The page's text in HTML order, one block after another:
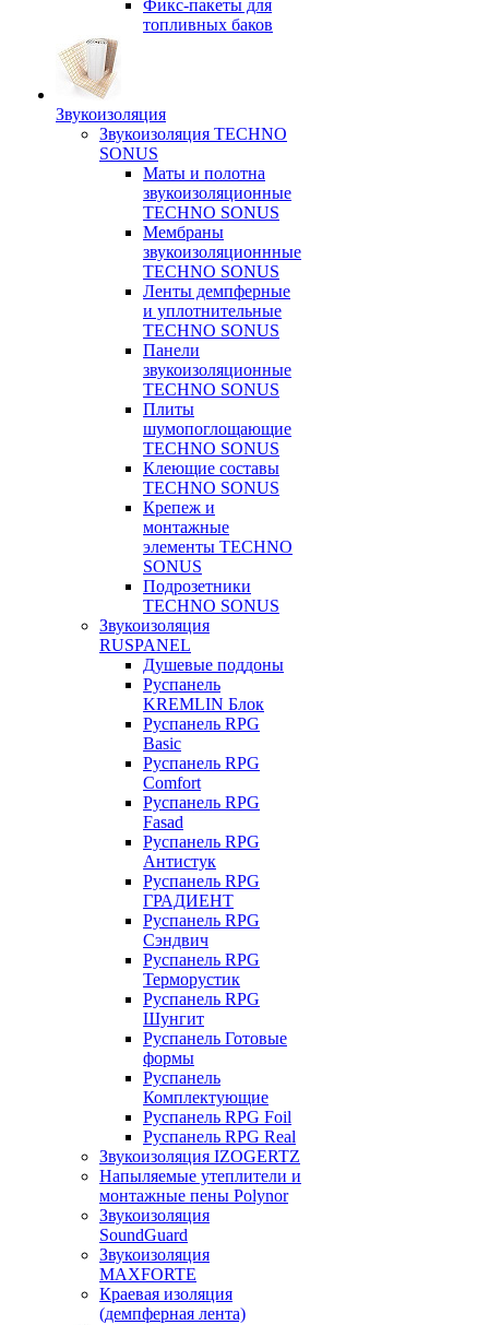
Фикс-пакеты для
топливных баков
Звукоизоляция
Звукоизоляция TECHNO
SONUS
Маты и полотна
звукоизоляционные
TECHNO SONUS
Мембраны
звукоизоляционнные
TECHNO SONUS
Ленты демпферные
и уплотнительные
TECHNO SONUS
Панели
звукоизоляционные
TECHNO SONUS
Плиты
шумопоглощающие
TECHNO SONUS
Клеющие составы
TECHNO SONUS
Крепеж и
монтажные
элементы TECHNO
SONUS
Подрозетники
TECHNO SONUS
Звукоизоляция
RUSPANEL
Душевые поддоны
Руспанель
KREMLIN Блок
Руспанель RPG
Basic
Руспанель RPG
Comfort
Руспанель RPG
Fasad
Руспанель RPG
Антистук
Руспанель RPG
ГРАДИЕНТ
Руспанель RPG
Сэндвич
Руспанель RPG
Терморустик
Руспанель RPG
Шунгит
Руспанель Готовые
формы
Руспанель
Комплектующие
Руспанель RPG Foil
Руспанель RPG Real
Звукоизоляция IZOGERTZ
Напыляемые утеплители и
монтажные пены Polynor
Звукоизоляция
SoundGuard
Звукоизоляция
MAXFORTE
Краевая изоляция
(демпферная лента)